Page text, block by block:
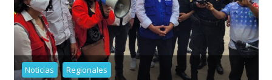
Noticias Regionales